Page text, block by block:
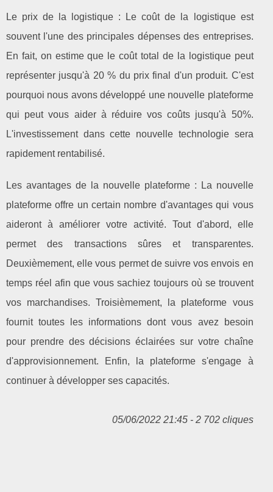
Le prix de la logistique : Le coût de la logistique est
souvent l'une des principales dépenses des entreprises.
En fait, on estime que le coût total de la logistique peut
représenter jusqu'à 20 % du prix final d'un produit. C'est
pourquoi nous avons développé une nouvelle plateforme
qui peut vous aider à réduire vos coûts jusqu'à 50%.
L'investissement dans cette nouvelle technologie sera
rapidement rentabilisé.
Les avantages de la nouvelle plateforme : La nouvelle
plateforme offre un certain nombre d'avantages qui vous
aideront à améliorer votre activité. Tout d'abord, elle
permet des transactions sûres et transparentes.
Deuxièmement, elle vous permet de suivre vos envois en
temps réel afin que vous sachiez toujours où se trouvent
vos marchandises. Troisièmement, la plateforme vous
fournit toutes les informations dont vous avez besoin
pour prendre des décisions éclairées sur votre chaîne
d'approvisionnement. Enfin, la plateforme s'engage à
continuer à développer ses capacités.
05/06/2022 21:45 - 2 702 cliques